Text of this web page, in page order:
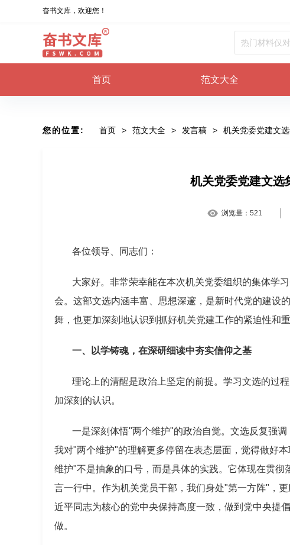
奋书文库，欢迎您！
首页 范文大全
您的位置: 首页 > 范文大全 > 发言稿 > 机关党委党建文
机关党委党建文选
浏览量： 521
各位领导、同志们：
大家好。非常荣幸能在本次机关党委组织的集体学
会。这部文选内涵丰富、思想深邃，是新时代党的建设
舞，也更加深刻地认识到抓好机关党建工作的紧迫性和
一、以学铸魂，在深研细读中夯实信仰之基
理论上的清醒是政治上坚定的前提。学习文选的过
加深刻的认识。
一是深刻体悟"两个维护"的政治自觉。文选反复强
我对"两个维护"的理解更多停留在表态层面，觉得做好
维护"不是抽象的口号，而是具体的实践。它体现在贯
言一行中。作为机关党员干部，我们身处"第一方阵"，
近平同志为核心的党中央保持高度一致，做到党中央提
做。